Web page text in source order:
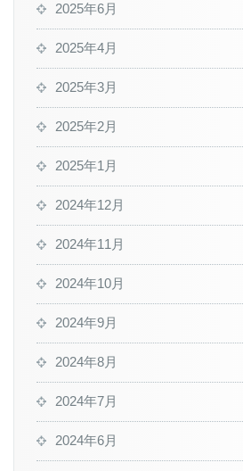
2025年6月
2025年4月
2025年3月
2025年2月
2025年1月
2024年12月
2024年11月
2024年10月
2024年9月
2024年8月
2024年7月
2024年6月